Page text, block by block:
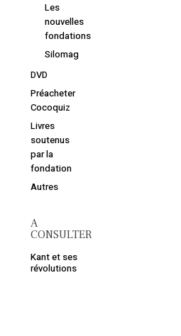
Les
nouvelles
fondations
Silomag
DVD
Préacheter
Cocoquiz
Livres
soutenus
par la
fondation
Autres
A
CONSULTER
Kant et ses
révolutions